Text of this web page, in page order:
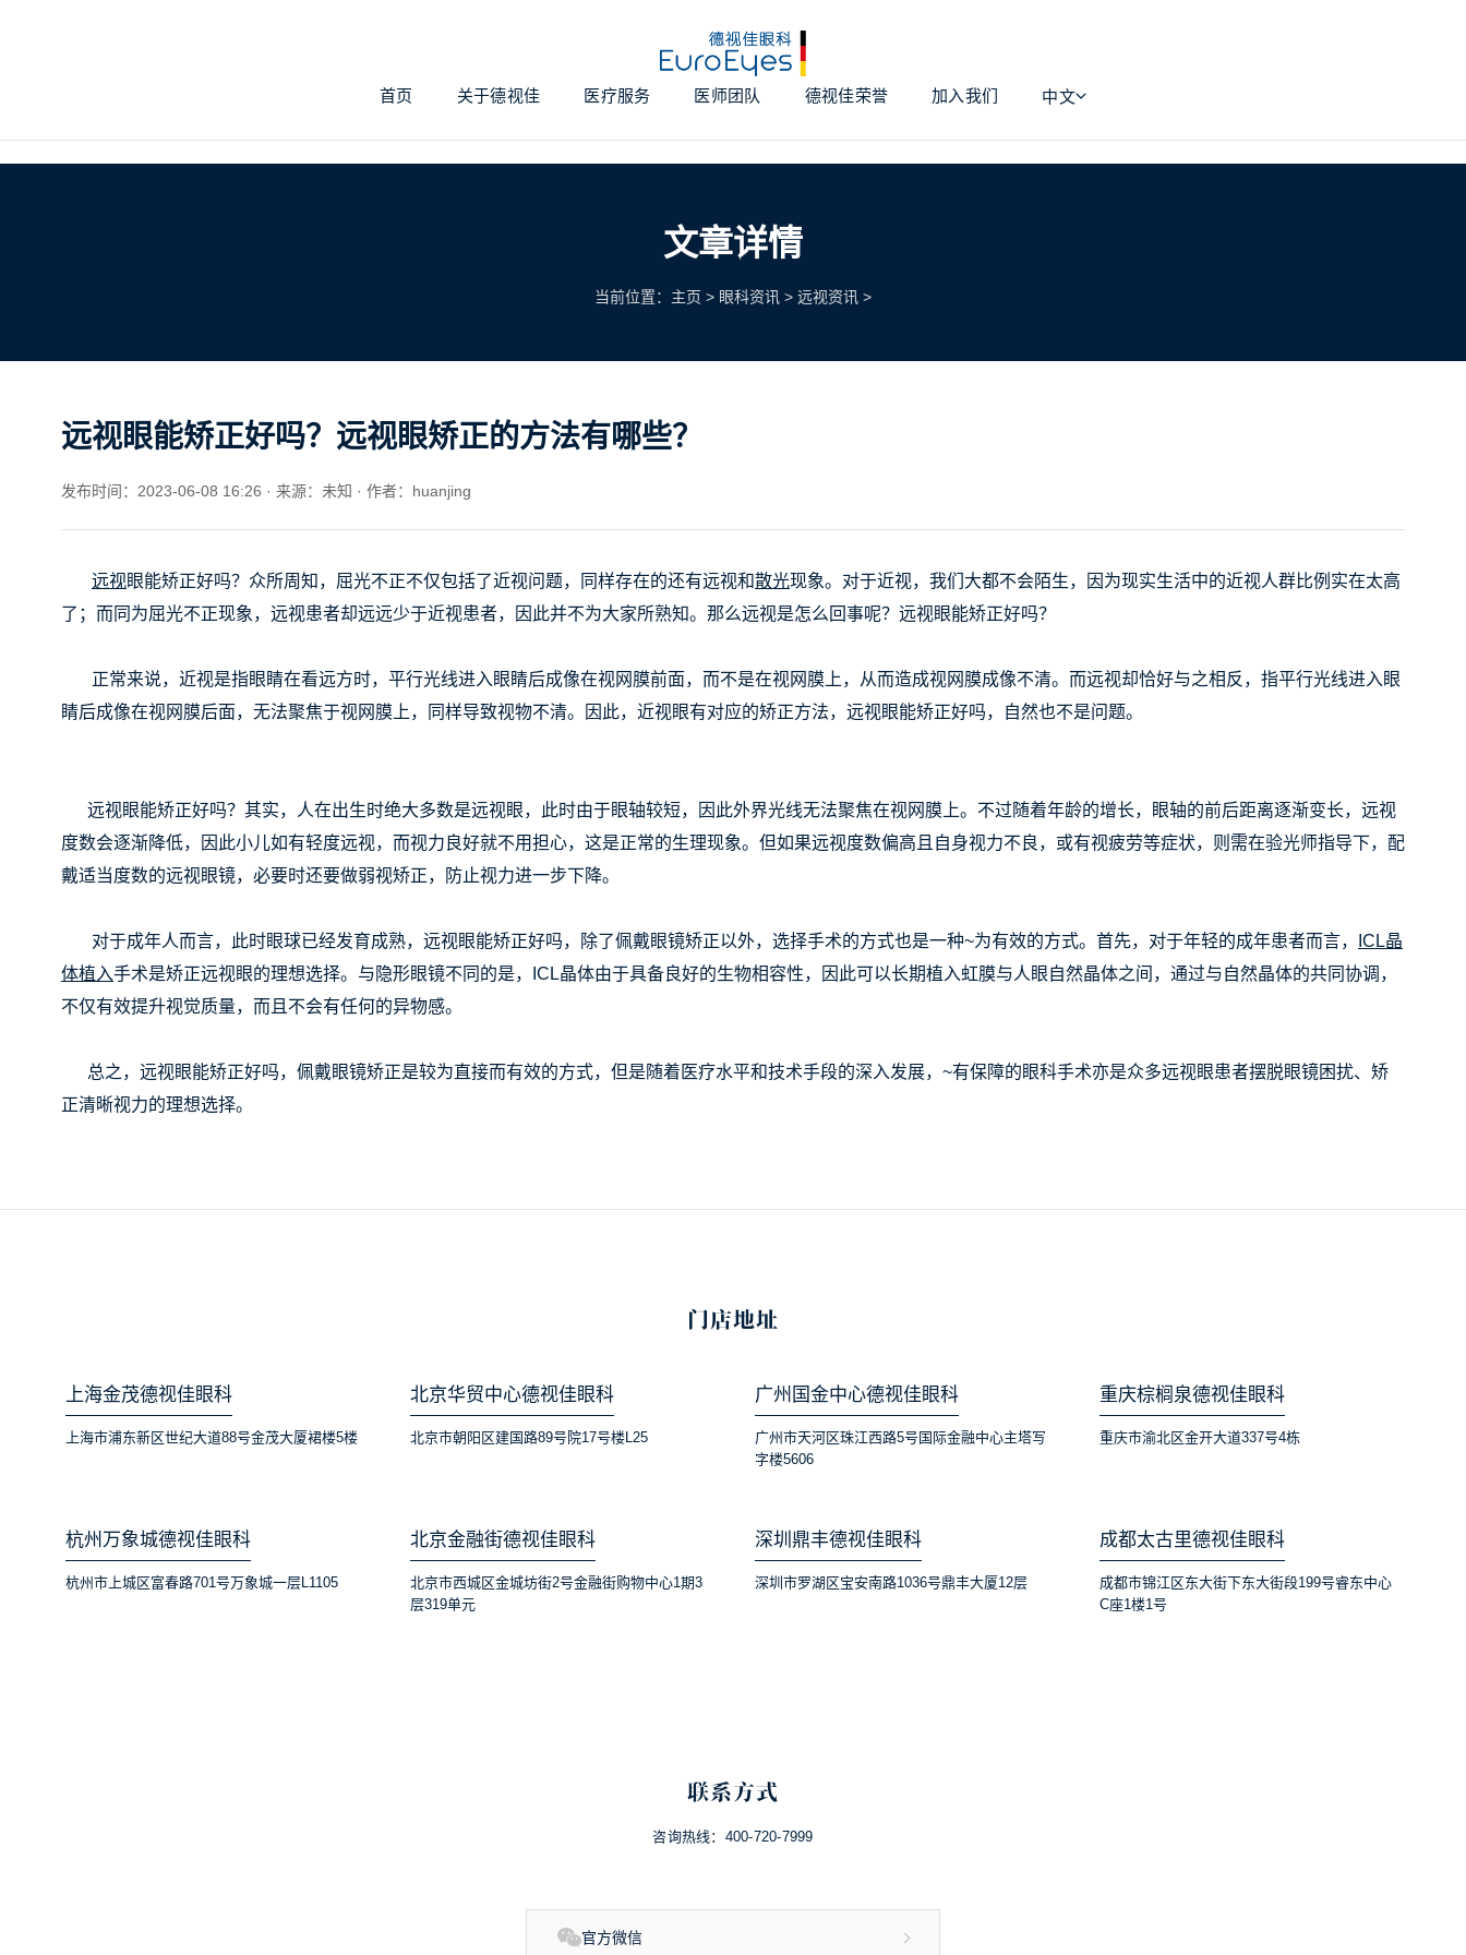
首页 关于德视佳 医疗服务 医师团队 德视佳荣誉 加入我们 中文
文章详情
当前位置： 主页 > 眼科资讯 > 远视资讯 >
远视眼能矫正好吗？远视眼矫正的方法有哪些？
发布时间：2023-06-08 16:26 · 来源：未知 · 作者：huanjing
远视眼能矫正好吗？众所周知，屈光不正不仅包括了近视问题，同样存在的还有远视和散光现象。对于近视，我们大都不会陌生，因为现实生活中的近视人群比例实在太高
了；而同为屈光不正现象，远视患者却远远少于近视患者，因此并不为大家所熟知。那么远视是怎么回事呢？远视眼能矫正好吗？
正常来说，近视是指眼睛在看远方时，平行光线进入眼睛后成像在视网膜前面，而不是在视网膜上，从而造成视网膜成像不清。而远视却恰好与之相反，指平行光线进入眼
睛后成像在视网膜后面，无法聚焦于视网膜上，同样导致视物不清。因此，近视眼有对应的矫正方法，远视眼能矫正好吗，自然也不是问题。
远视眼能矫正好吗？其实，人在出生时绝大多数是远视眼，此时由于眼轴较短，因此外界光线无法聚焦在视网膜上。不过随着年龄的增长，眼轴的前后距离逐渐变长，远视
度数会逐渐降低，因此小儿如有轻度远视，而视力良好就不用担心，这是正常的生理现象。但如果远视度数偏高且自身视力不良，或有视疲劳等症状，则需在验光师指导下，配
戴适当度数的远视眼镜，必要时还要做弱视矫正，防止视力进一步下降。
对于成年人而言，此时眼球已经发育成熟，远视眼能矫正好吗，除了佩戴眼镜矫正以外，选择手术的方式也是一种~为有效的方式。首先，对于年轻的成年患者而言，
ICL晶
体植入手术是矫正远视眼的理想选择。与隐形眼镜不同的是，ICL晶体由于具备良好的生物相容性，因此可以长期植入虹膜与人眼自然晶体之间，通过与自然晶体的共同协调，
不仅有效提升视觉质量，而且不会有任何的异物感。
总之，远视眼能矫正好吗，佩戴眼镜矫正是较为直接而有效的方式，但是随着医疗水平和技术手段的深入发展，~有保障的眼科手术亦是众多远视眼患者摆脱眼镜困扰、矫
正清晰视力的理想选择。
门店地址
上海金茂德视佳眼科
上海市浦东新区世纪大道88号金茂大厦裙楼5楼
北京华贸中心德视佳眼科
北京市朝阳区建国路89号院17号楼L25
广州国金中心德视佳眼科
广州市天河区珠江西路5号国际金融中心主塔写
字楼5606
重庆棕榈泉德视佳眼科
重庆市渝北区金开大道337号4栋
杭州万象城德视佳眼科
杭州市上城区富春路701号万象城一层L1105
北京金融街德视佳眼科
北京市西城区金城坊街2号金融街购物中心1期3
层319单元
深圳鼎丰德视佳眼科
深圳市罗湖区宝安南路1036号鼎丰大厦12层
成都太古里德视佳眼科
成都市锦江区东大街下东大街段199号睿东中心
C座1楼1号
联系方式
咨询热线： 400-720-7999
官方微信